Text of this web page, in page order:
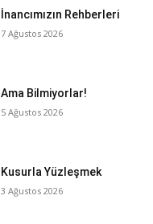
İnancımızın Rehberleri
7 Ağustos 2026
Ama Bilmiyorlar!
5 Ağustos 2026
Kusurla Yüzleşmek
3 Ağustos 2026